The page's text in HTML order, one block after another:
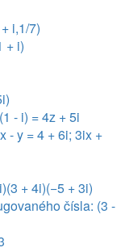
i,1/7)
+ i)
- i) = 4z + 5i
- y = 4 + 6i; 3ix +
+ 4i)(−5 + 3i)
čísla: (3 -